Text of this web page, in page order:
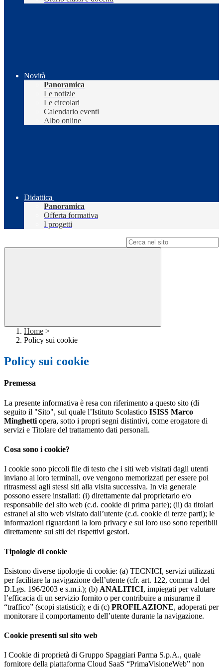
Novità
Panoramica
Le notizie
Le circolari
Calendario eventi
Albo online
Didattica
Panoramica
Offerta formativa
I progetti
Home >
Policy sui cookie
Policy sui cookie
Premessa
La presente informativa è resa con riferimento a questo sito (di
seguito il "Sito", sul quale l’Istituto Scolastico ISISS Marco
Minghetti opera, sotto i propri segni distintivi, come erogatore di
servizi e Titolare del trattamento dati personali.
Cosa sono i cookie?
I cookie sono piccoli file di testo che i siti web visitati dagli utenti
inviano ai loro terminali, ove vengono memorizzati per essere poi
ritrasmessi agli stessi siti alla visita successiva. In via generale
possono essere installati: (i) direttamente dal proprietario e/o
responsabile del sito web (c.d. cookie di prima parte); (ii) da titolari
estranei al sito web visitato dall’utente (c.d. cookie di terze parti); le
informazioni riguardanti la loro privacy e sul loro uso sono reperibili
direttamente sui siti dei rispettivi gestori.
Tipologie di cookie
Esistono diverse tipologie di cookie: (a) TECNICI, servizi utilizzati
per facilitare la navigazione dell’utente (cfr. art. 122, comma 1 del
D.Lgs. 196/2003 e s.m.i.); (b) ANALITICI, impiegati per valutare
l’efficacia di un servizio fornito o per contribuire a misurarne il
“traffico” (scopi statistici); e di (c) PROFILAZIONE, adoperati per
monitorare il comportamento dell’utente durante la navigazione.
Cookie presenti sul sito web
I Cookie di proprietà di Gruppo Spaggiari Parma S.p.A., quale
fornitore della piattaforma Cloud SaaS “PrimaVisioneWeb” non